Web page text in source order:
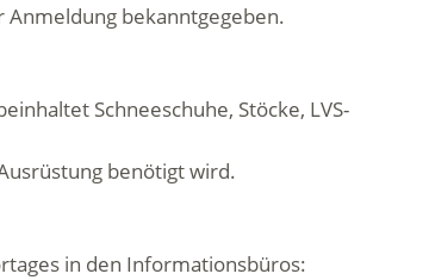
bekanntgegeben.
Schneeschuhe, Stöcke, LVS-
benötigt wird.
in den Informationsbüros: